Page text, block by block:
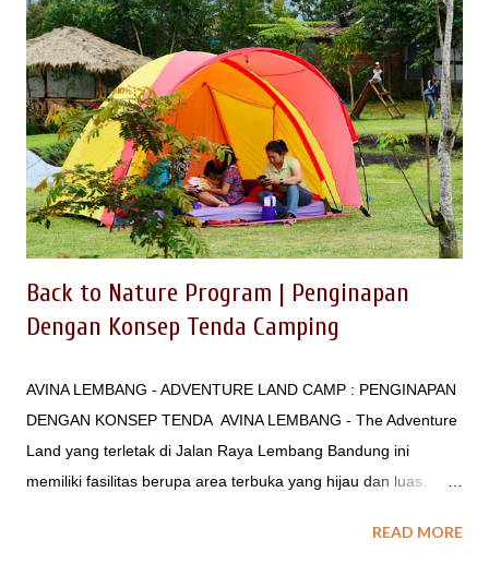
program sekolah, tempat wisata di Lembang Bandung ini
dilengkapi dengan fasilitas : - Area Terbuka dengan hamparan
rumput untuk kegiatan Team Building - Outbound - Area
Camping - Penginapan Konsep Barak - Kantin - Hall Serba
Guna - Toilet Kamar Mandi - Area Parkir untuk mobil kecil
maupun bus besar KEGIATAN / ACARA YANG DAPAT
DIKEMAS DI AVINA LEMBANG BANDUNG Beberapa acara
spesial untuk peserta besar, sering diadakan di area ini, mulai
dari kegi...
Back to Nature Program | Penginapan
Dengan Konsep Tenda Camping
AVINA LEMBANG - ADVENTURE LAND CAMP : PENGINAPAN
DENGAN KONSEP TENDA AVINA LEMBANG - The Adventure
Land yang terletak di Jalan Raya Lembang Bandung ini
memiliki fasilitas berupa area terbuka yang hijau dan luas.
dengan berbagai fasilitas untuk peserta dengan jumlah besar,
READ MORE